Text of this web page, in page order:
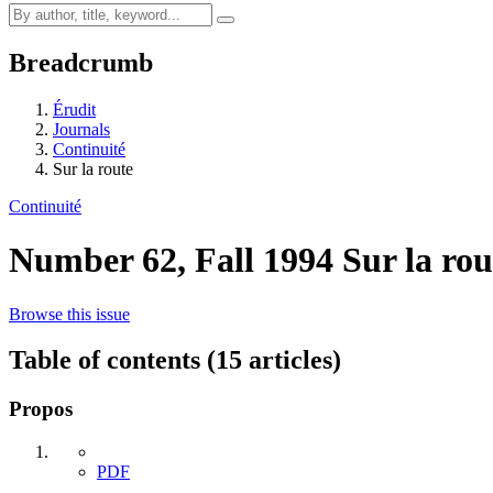
Breadcrumb
Érudit
Journals
Continuité
Sur la route
Continuité
Number 62, Fall 1994 Sur la
Browse this issue
Table of contents (15 articles)
Propos
PDF